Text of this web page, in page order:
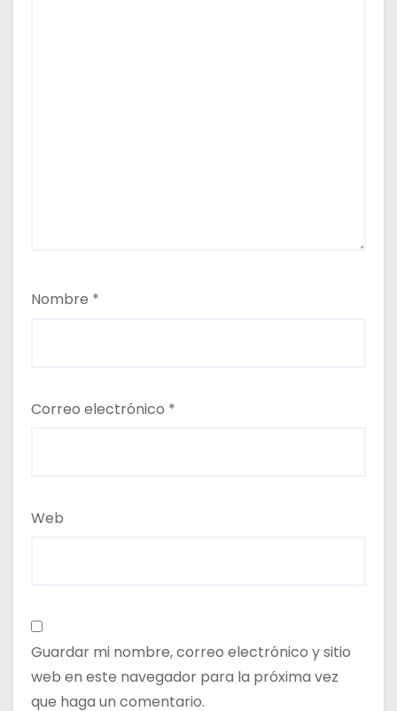
Nombre *
Correo electrónico *
Web
Guardar mi nombre, correo electrónico y sitio
web en este navegador para la próxima vez
que haga un comentario.